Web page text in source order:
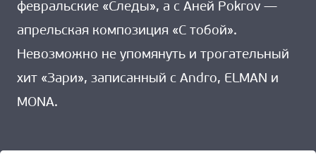
февральские «Следы», а с Аней Pokrov —
апрельская композиция «С тобой».
Невозможно не упомянуть и трогательный
хит «Зари», записанный с Andro, ELMAN и
MONA.